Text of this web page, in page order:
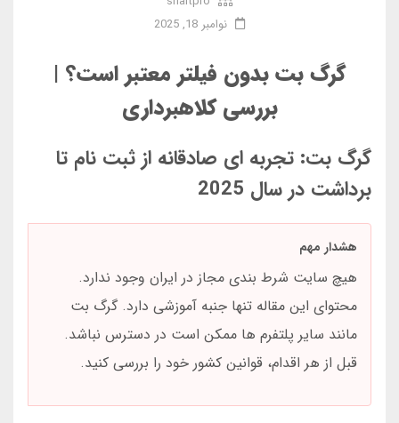
نوامبر 18, 2025
گرگ بت بدون فیلتر معتبر است؟ |
بررسی کلاهبرداری
گرگ بت: تجربه ای صادقانه از ثبت نام تا
برداشت در سال 2025
هشدار مهم
هیچ سایت شرط بندی مجاز در ایران وجود ندارد.
محتوای این مقاله تنها جنبه آموزشی دارد. گرگ بت
مانند سایر پلتفرم ها ممکن است در دسترس نباشد.
قبل از هر اقدام، قوانین کشور خود را بررسی کنید.